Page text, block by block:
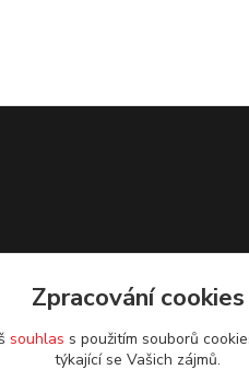
Zpracování cookies
souhlas s použitím souborů
týkající se Vašich zájmů.